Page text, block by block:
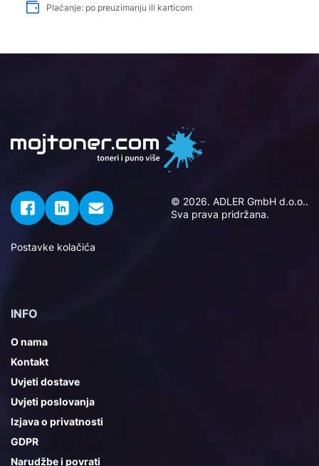
Plaćanje: po preuzimanju ili karticom
© 2026. ADLER GmbH d.o.o..
Sva prava pridržana.
Postavke kolačića
INFO
O nama
Kontakt
Uvjeti dostave
Uvjeti poslovanja
Izjava o privatnosti
GDPR
Narudžbe i povrati